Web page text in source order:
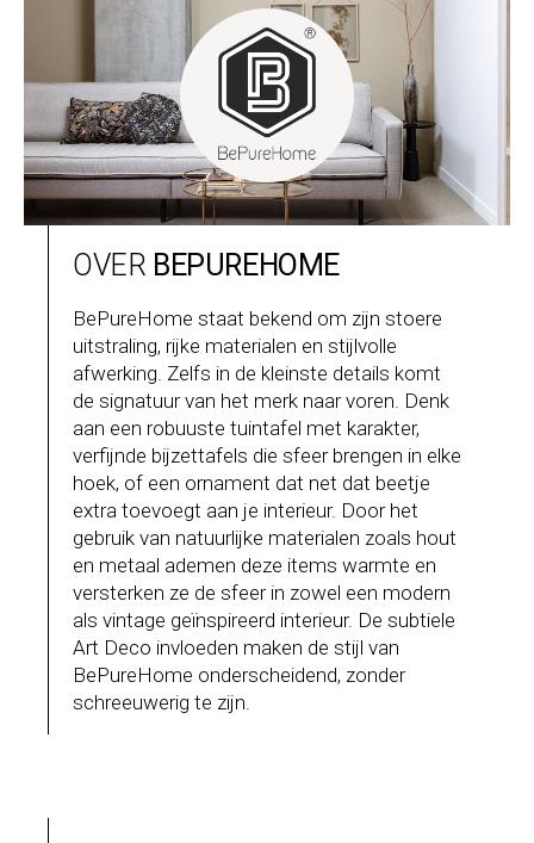
OVER BEPUREHOME
BePureHome staat bekend om zijn stoere
uitstraling, rijke materialen en stijlvolle
afwerking. Zelfs in de kleinste details komt
de signatuur van het merk naar voren. Denk
aan een robuuste tuintafel met karakter,
verfijnde bijzettafels die sfeer brengen in elke
hoek, of een ornament dat net dat beetje
extra toevoegt aan je interieur. Door het
gebruik van natuurlijke materialen zoals hout
en metaal ademen deze items warmte en
versterken ze de sfeer in zowel een modern
als vintage geïnspireerd interieur. De subtiele
Art Deco invloeden maken de stijl van
BePureHome onderscheidend, zonder
schreeuwerig te zijn.